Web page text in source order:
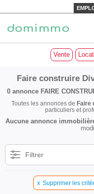
Vente
Faire construire
0 annonce FAIRE
Toutes les annonces de Faire
particuliers et
Aucune annonce
Filtrer
x Supprimer les